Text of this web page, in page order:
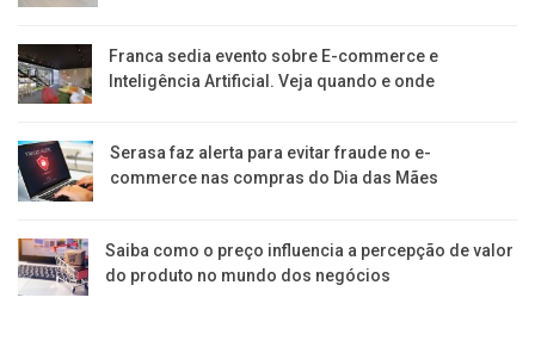
Franca sedia evento sobre E-commerce e
Inteligência Artificial. Veja quando e onde
Serasa faz alerta para evitar fraude no e-
commerce nas compras do Dia das Mães
Saiba como o preço influencia a percepção de valor
do produto no mundo dos negócios